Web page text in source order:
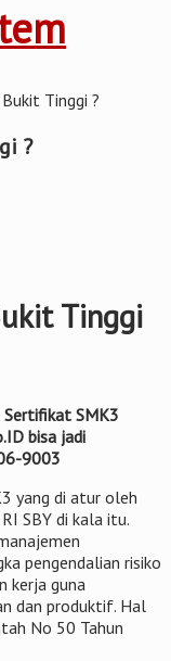
Tinggi ?
?
Tinggi
Sertifikat SMK3
bisa jadi
9003
yang di atur oleh
SBY di kala itu.
pengendalian risiko
kerja guna
dan produktif. Hal
No 50 Tahun